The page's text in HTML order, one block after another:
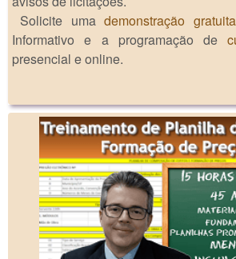
Solicite umademonstração gratuita
Informativo e a programação de
presencial e online.